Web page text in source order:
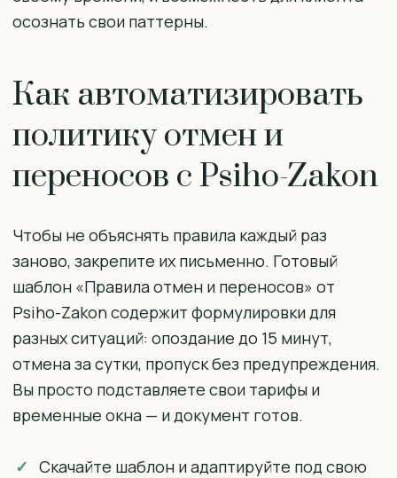
осознать свои паттерны.
Как автоматизировать
политику отмен и
переносов с Psiho-Zakon
Чтобы не объяснять правила каждый раз
заново, закрепите их письменно. Готовый
шаблон «Правила отмен и переносов» от
Psiho-Zakon содержит формулировки для
разных ситуаций: опоздание до 15 минут,
отмена за сутки, пропуск без предупреждения.
Вы просто подставляете свои тарифы и
временные окна — и документ готов.
Скачайте шаблон и адаптируйте под свою